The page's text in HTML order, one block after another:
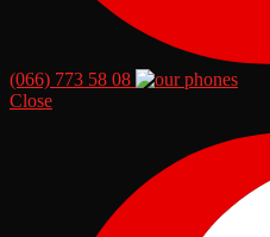
(066) 773 58 08
Close